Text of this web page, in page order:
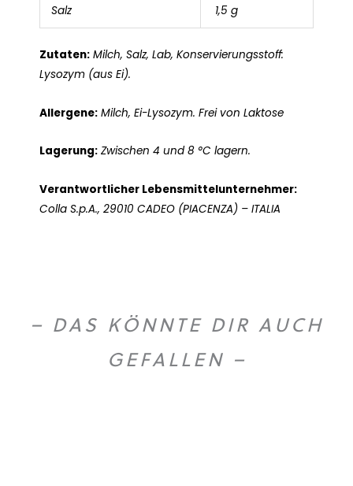
Salz 1,5 g
Zutaten: Milch, Salz, Lab, Konservierungsstoff:
Lysozym (aus Ei).
Allergene: Milch, Ei-Lysozym. Frei von Laktose
Lagerung: Zwischen 4 und 8 °C lagern.
Verantwortlicher Lebensmittelunternehmer:
Colla S.p.A., 29010 CADEO (PIACENZA) – ITALIA
– DAS KÖNNTE DIR AUCH
GEFALLEN –